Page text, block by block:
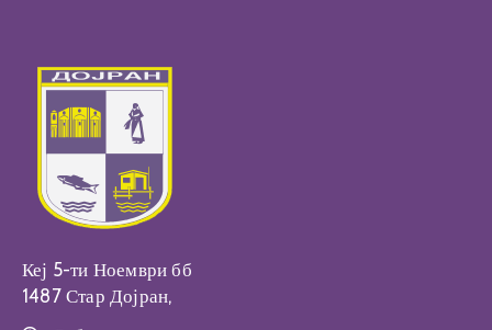
Кеј 5-ти Ноември бб
1487 Стар Дојран,